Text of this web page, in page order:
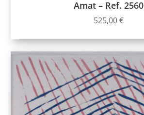
Amat – Ref. 2560
525,00€